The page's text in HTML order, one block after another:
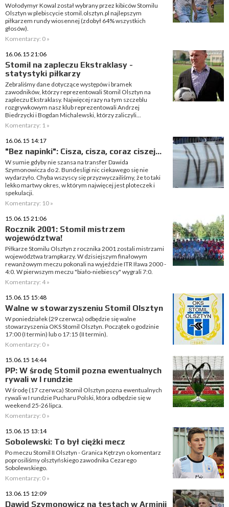
Wołodymyr Kowal został wybrany przez kibiców Stomilu
Olsztyn w plebiscycie stomil.olsztyn.pl najlepszym
piłkarzem rundy wiosennej (zdobył 64% wszystkich
głosów).
Komentarzy: 0 »
16.06.15 21:06
Stomil na zapleczu Ekstraklasy -
statystyki piłkarzy
Zebraliśmy dane dotyczące występów i bramek
zawodników, którzy reprezentowali Stomil Olsztyn na
zapleczu Ekstraklasy. Najwięcej razy na tym szczeblu
rozgrywkowym nasz klub reprezentowali Andrzej
Biedrzycki i Bogdan Michalewski, którzy zaliczyli...
Komentarzy: 1 »
16.06.15 14:17
"Bez napinki": Cisza, cisza, coraz ciszej...
W sumie gdyby nie szansa na transfer Dawida
Szymonowicza do 2. Bundesligi nic ciekawego się nie
wydarzyło. Chyba wszyscy się przyzwyczailiśmy, że to taki
lekko martwy okres, w którym najwięcej jest ploteczek i
spekulacji.
Komentarzy: 10 »
15.06.15 21:06
Rocznik 2001: Stomil mistrzem
województwa!
Piłkarze Stomilu Olsztyn z rocznika 2001 zostali mistrzami
województwa trampkarzy. W dzisiejszym finałowym
rewanżowym meczu pokonali na wyjeździe ITR Iława 2000 -
4:0. W pierwszym meczu "biało-niebiescy" wygrali 7:0.
Komentarzy: 4 »
15.06.15 15:48
Walne w stowarzyszeniu Stomil Olsztyn
W poniedziałek (29 czerwca) odbędzie się walne
stowarzyszenia OKS Stomil Olsztyn. Początek o godzinie
17:00 (I termin) lub o 17:15 (II termin).
Komentarzy: 0 »
15.06.15 14:44
PP: W środę Stomil pozna ewentualnych
rywali w I rundzie
W środę (17 czerwca) Stomil Olsztyn pozna ewentualnych
rywali w I rundzie Pucharu Polski, która odbędzie się w
weekend 25-26 lipca.
Komentarzy: 0 »
15.06.15 13:14
Sobolewski: To był ciężki mecz
Po meczu Stomil II Olsztyn - Granica Kętrzyn o komentarz
poprosiliśmy olsztyńskiego zawodnika Cezarego
Sobolewskiego.
Komentarzy: 0 »
13.06.15 12:09
Dawid Szymonowicz na testach w Arminii